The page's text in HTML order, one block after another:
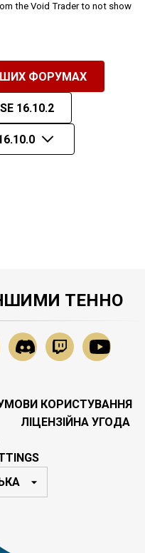
the Void Trader to not show
ФОРУМАХ
16.10.2
ТЕННО
КОРИСТУВАННЯ
ЛІЦЕНЗІЙНА УГОДА